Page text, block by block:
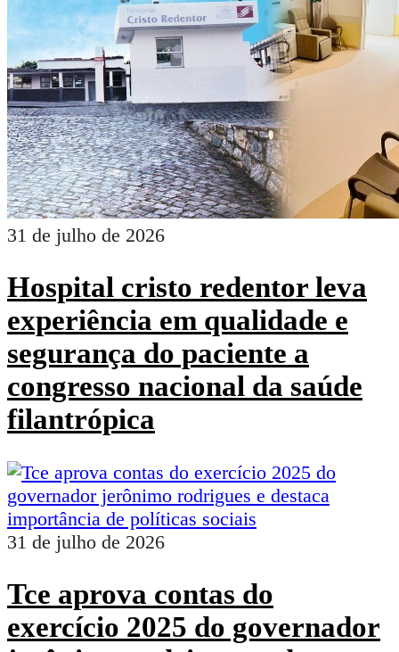
31 de julho de 2026
Hospital cristo redentor leva
experiência em qualidade e
segurança do paciente a
congresso nacional da saúde
filantrópica
31 de julho de 2026
Tce aprova contas do
exercício 2025 do governador